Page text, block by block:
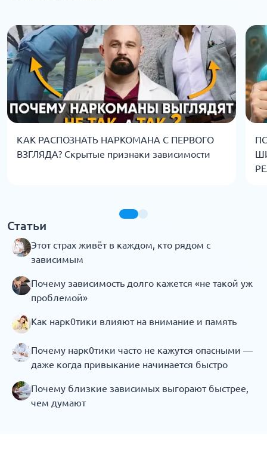
КАК РАСПОЗНАТЬ НАРКОМАНА С ПЕРВОГО
ВЗГЛЯДА? Скрытые признаки зависимости
Статьи
Этот страх живёт в каждом, кто рядом с
зависимым
Почему зависимость долго кажется «не такой уж
проблемой»
Как нарк0тики влияют на внимание и память
Почему нарк0тики часто не кажутся опасными —
даже когда привыкание начинается быстро
Почему близкие зависимых выгорают быстрее,
чем думают